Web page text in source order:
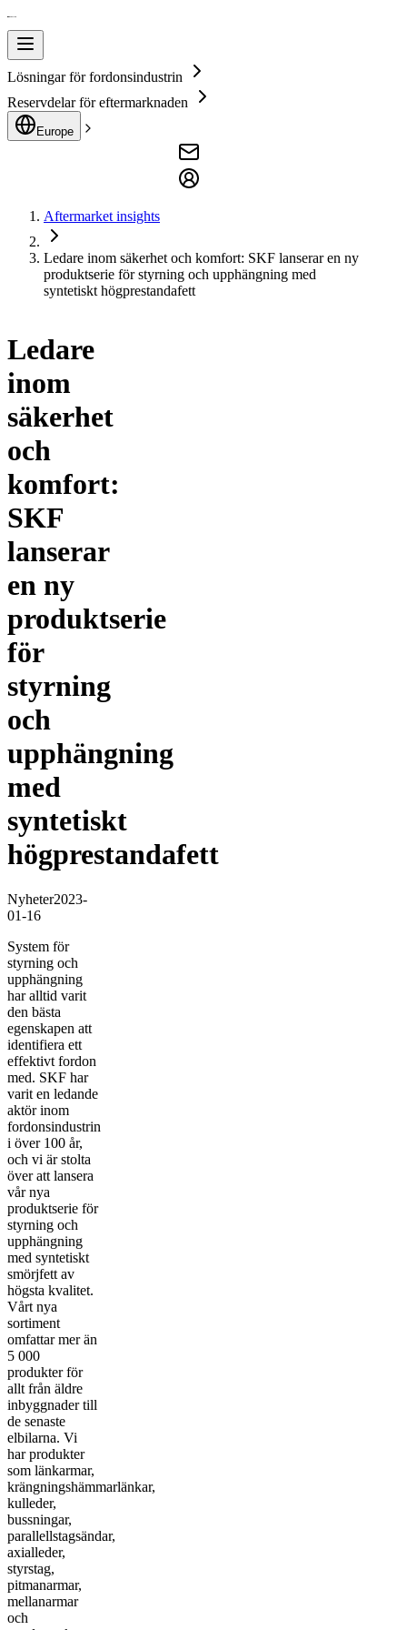
Lösningar för fordonsindustrin
Reservdelar för eftermarknaden
Europe
Aftermarket insights
Ledare inom säkerhet och komfort: SKF lanserar en ny
produktserie för styrning och upphängning med
syntetiskt högprestandafett
Ledare
inom
säkerhet
och
komfort:
SKF
lanserar
en ny
produktserie
för
styrning
och
upphängning
med
syntetiskt
högprestandafett
Nyheter2023-
01-16
System för
styrning och
upphängning
har alltid varit
den bästa
egenskapen att
identifiera ett
effektivt fordon
med. SKF har
varit en ledande
aktör inom
fordonsindustrin
i över 100 år,
och vi är stolta
över att lansera
vår nya
produktserie för
styrning och
upphängning
med syntetiskt
smörjfett av
högsta kvalitet.
Vårt nya
sortiment
omfattar mer än
5 000
produkter för
allt från äldre
inbyggnader till
de senaste
elbilarna. Vi
har produkter
som länkarmar,
krängningshämmarlänkar,
kulleder,
bussningar,
parallellstagsändar,
axialleder,
styrstag,
pitmanarmar,
mellanarmar
och